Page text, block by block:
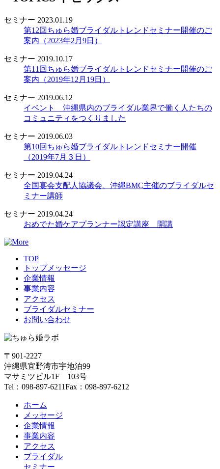
セミナー 2023.01.19
第12回ちゅら婚ブライダルトレンドセミナー開催のご
案内（2023年2月9日）
セミナー 2019.10.17
第11回ちゅら婚ブライダルトレンドセミナー開催のご
案内（2019年12月19日）
セミナー 2019.06.12
イベント 沖縄県内のブライダル業界で働く人たちの
コミュニティをつくりました
セミナー 2019.06.03
第10回ちゅら婚ブライダルトレンドセミナー開催
（2019年7月３日）
セミナー 2019.04.24
全国宴会支配人協議会、沖縄BMC主催のブライダルセ
ミナー講師
セミナー 2019.04.24
おめでた婚ケアプランナー認定講座 開講
TOP
トップメッセージ
企業情報
事業内容
アクセス
ブライダルセミナー
お問い合わせ
〒901-2227
沖縄県宜野湾市宇地泊99
マサミツビル1F 103号
Tel：098-897-6211Fax：098-897-6212
ホーム
メッセージ
企業情報
事業内容
アクセス
ブライダル
セミナー